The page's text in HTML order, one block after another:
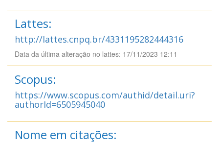
Lattes:
http://lattes.cnpq.br/4331195282444316
Data da última alteração no lattes: 17/11/2023 12:11
Scopus:
https://www.scopus.com/authid/detail.uri?
authorId=6505945040
Nome em citações: